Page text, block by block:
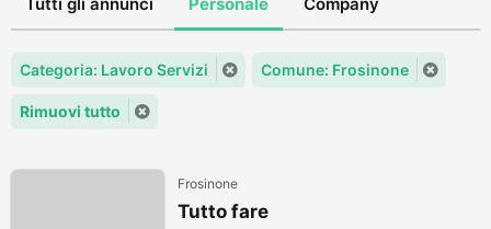
Categoria: Lavoro Servizi Comune: Frosinone
Rimuovi tutto
Frosinone
Tutto fare